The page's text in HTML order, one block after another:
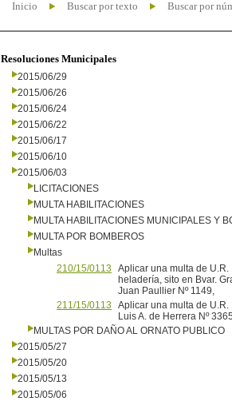
Inicio Buscar por texto Buscar por
Resoluciones Municipales
2015/06/29
2015/06/26
2015/06/24
2015/06/22
2015/06/17
2015/06/10
2015/06/03
LICITACIONES
MULTA HABILITACIONES
MULTA HABILITACIONES MUNICIPALES Y
MULTA POR BOMBEROS
Multas
210/15/0113
Aplicar una multa de
heladería, sito en Bvar.
Juan Paullier Nº 1149,
211/15/0113
Aplicar una multa de U.R.
Luis A. de Herrera Nº
MULTAS POR DAÑO AL ORNATO PUBLICO
2015/05/27
2015/05/20
2015/05/13
2015/05/06